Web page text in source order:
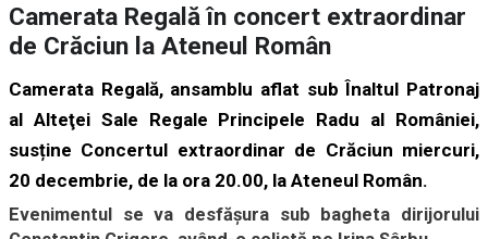
Camerata Regală în concert extraordinar
de Crăciun la Ateneul Român
Camerata Regală, ansamblu aflat sub Înaltul Patronaj
al Alteţei Sale Regale Principele Radu al României,
susține Concertul extraordinar de Crăciun miercuri,
20 decembrie, de la ora 20.00, la Ateneul Român.
Evenimentul se va desfășura sub bagheta dirijorului